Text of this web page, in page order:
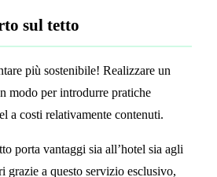
sul tetto
più sostenibile! Realizzare un
modo per introdurre pratiche
a costi relativamente contenuti.
porta vantaggi sia all’hotel sia agli
grazie a questo servizio esclusivo,